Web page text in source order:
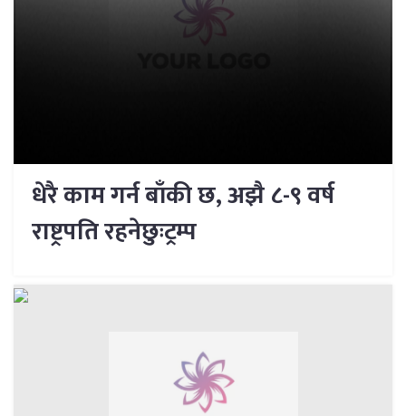
धेरै काम गर्न बाँकी छ, अझै ८-९ वर्ष
राष्ट्रपति रहनेछुःट्रम्प